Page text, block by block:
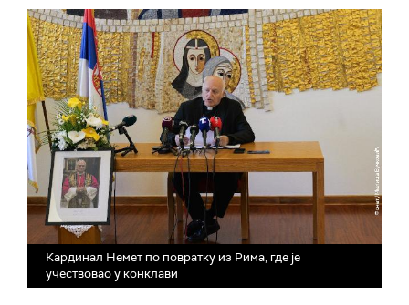
Кардинал Немет по повратку из Рима, где је
учествовао у конклави